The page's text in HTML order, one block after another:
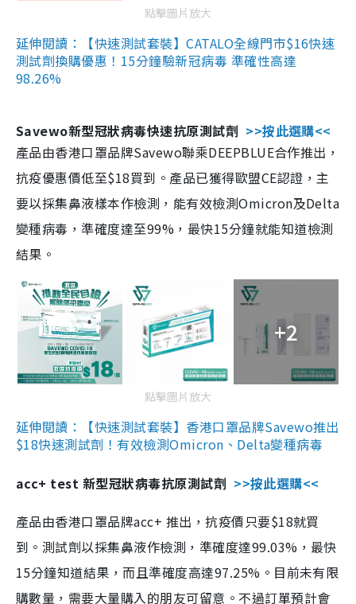
點擊圖片放大
延伸閱讀：【快速測試套裝】CATALO全線門市$16快速
測試劑換購優惠！15分鐘驗新冠病毒 準確性高達
98.26%
Savewo新型冠狀病毒快速抗原測試劑 >>按此選購<<
產品由香港口罩品牌Savewo聯乘DEEPBLUE合作推出，
抗疫優惠價低至$18買到。產品已獲得歐盟CE認證，主
要以採集鼻液樣本作檢測，能有效檢測Omicron及Delta
變種病毒，準確度達至99%，最快15分鐘就能知道檢測
結果。
+2
點擊圖片放大
延伸閱讀：【快速測試套裝】香港口罩品牌Savewo推出
$18快速測試劑！有效檢測Omicron、Delta變種病毒
acc+ test 新型冠狀病毒抗原測試劑 >>按此選購<<
產品由香港口罩品牌acc+ 推出，抗疫價只要$18就買
到。測試劑以採集鼻液作檢測，準確度達99.03%，最快
15分鐘知道結果，而且準確度高達97.25%。目前未有限
購數量，需要大量購入的朋友可留意。不過訂單預計會